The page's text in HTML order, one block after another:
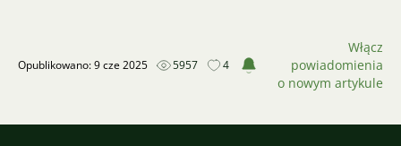
Opublikowano: 9 cze 2025 5957 4
Włącz
powiadomienia
o nowym artykule